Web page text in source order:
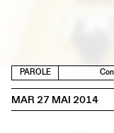
PAROLE
MAR 27 MAI 2014